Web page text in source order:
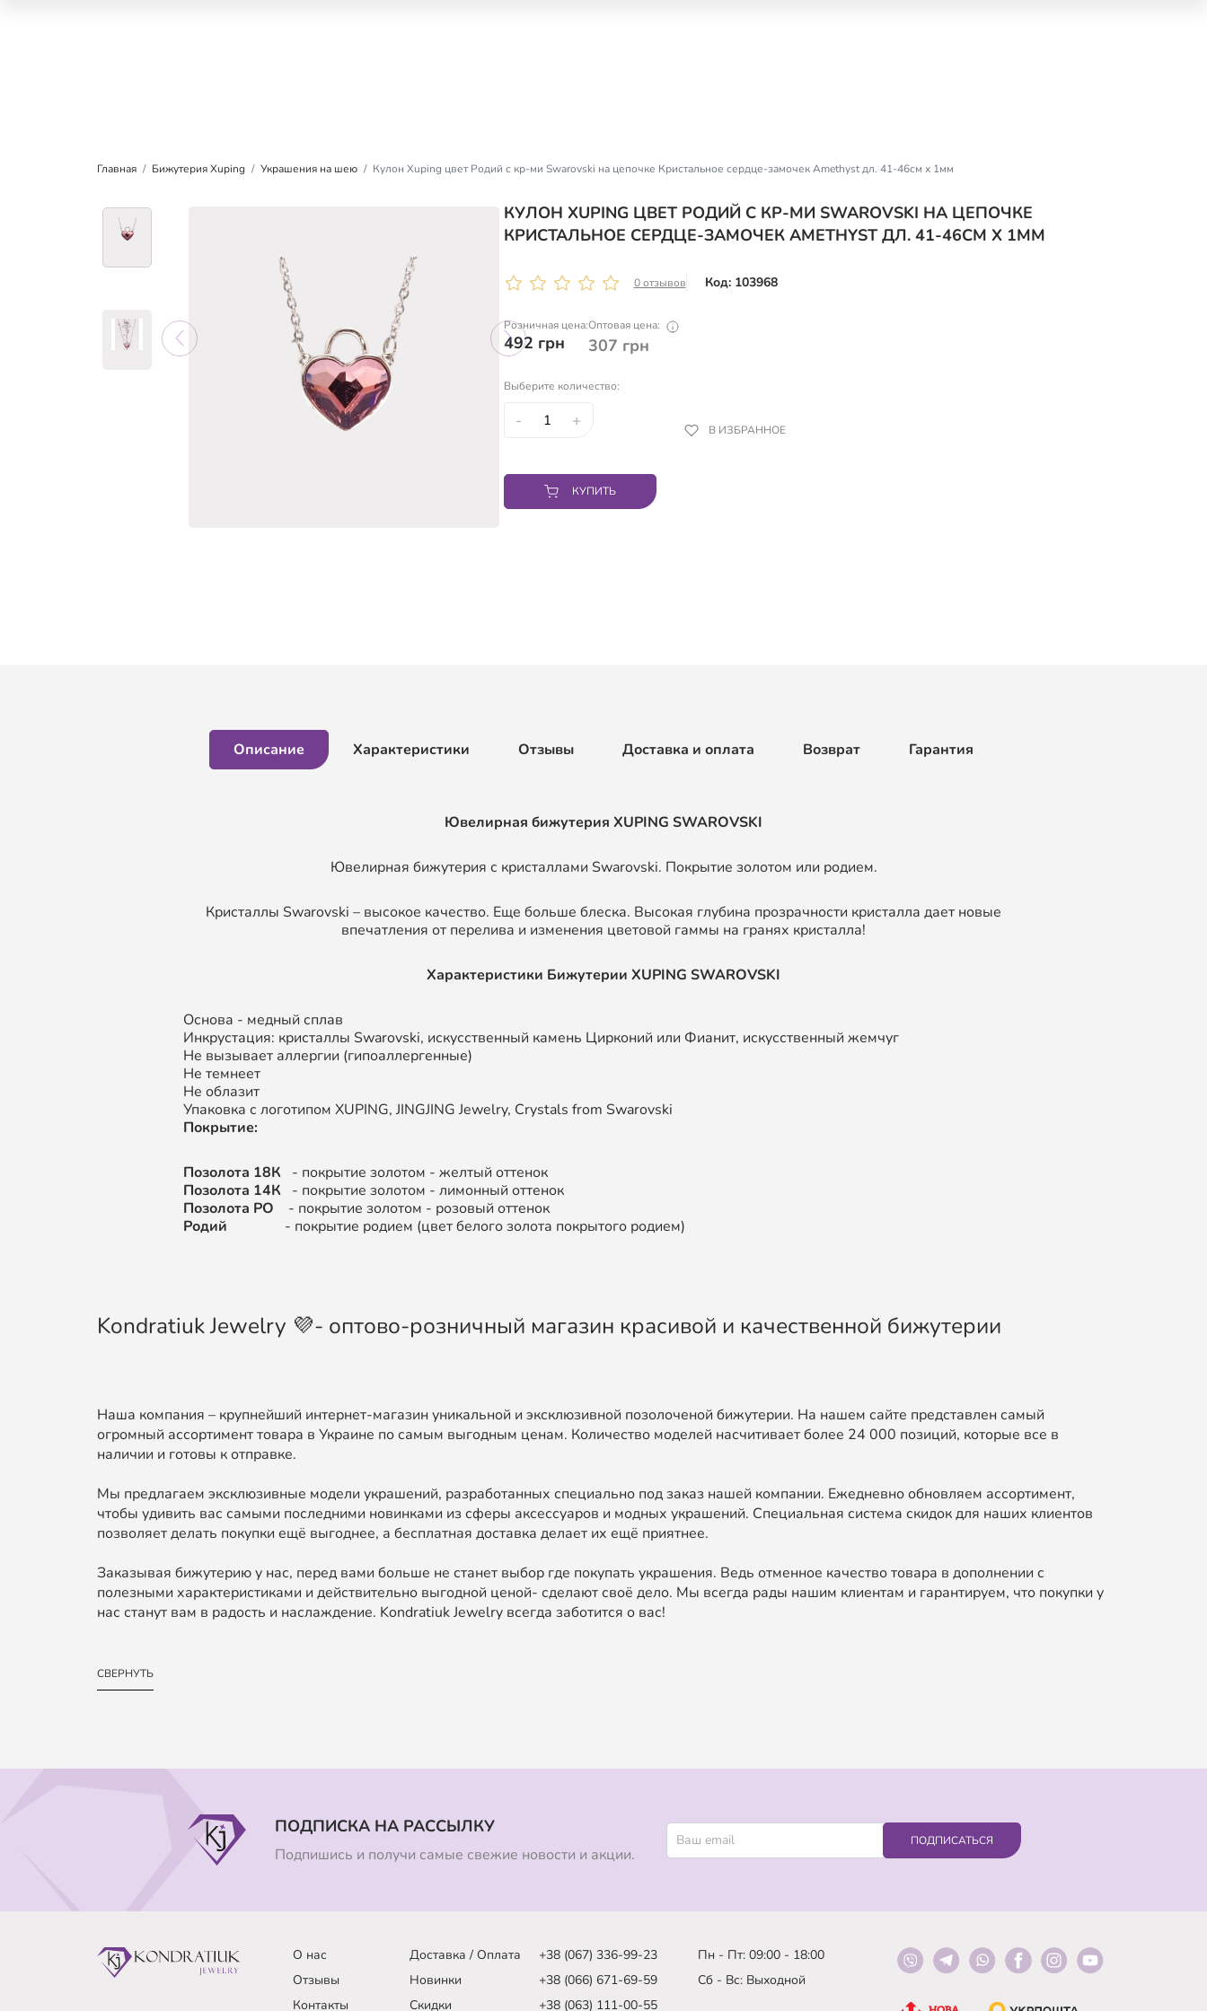
Главная Бижутерия Xuping Украшения на шею Кулон Xuping цвет Родий с кр-ми Swarovski на цепочке Кристальное сердце-замочек Amethyst дл. 41-46см х 1мм
КУЛОН XUPING ЦВЕТ РОДИЙ С КР-МИ SWAROVSKI НА ЦЕПОЧКЕ
КРИСТАЛЬНОЕ СЕРДЦЕ-ЗАМОЧЕК AMETHYST ДЛ. 41-46СМ Х 1ММ
0 отзывов Код: 103968
Розничная цена:
492 грн
Оптовая цена:
307 грн
Выберите количество:
- + В ИЗБРАННОЕ
КУПИТЬ
Описание Характеристики Отзывы Доставка и оплата Возврат Гарантия
Ювелирная бижутерия XUPING SWAROVSKI
Ювелирная бижутерия с кристаллами Swarovski. Покрытие золотом или родием.
Кристаллы Swarovski – высокое качество. Еще больше блеска. Высокая глубина прозрачности кристалла дает новые
впечатления от перелива и изменения цветовой гаммы на гранях кристалла!
Характеристики Бижутерии XUPING SWAROVSKI
Основа - медный сплав
Инкрустация: кристаллы Swarovski, искусственный камень Цирконий или Фианит, искусственный жемчуг
Не вызывает аллергии (гипоаллергенные)
Не темнеет
Не облазит
Упаковка с логотипом XUPING, JINGJING Jewelry, Crystals from Swarovski
Покрытие:
Позолота 18К - покрытие золотом - желтый оттенок
Позолота 14К - покрытие золотом - лимонный оттенок
Позолота РО
- покрытие золотом - розовый оттенок
Родий - покрытие родием (цвет белого золота покрытого родием)
Kondratiuk Jewelry 💜- оптово-розничный магазин красивой и качественной бижутерии
Наша компания – крупнейший интернет-магазин уникальной и эксклюзивной позолоченой бижутерии. На нашем сайте представлен самый
огромный ассортимент товара в Украине по самым выгодным ценам. Количество моделей насчитивает более 24 000 позиций, которые все в
наличии и готовы к отправке.
Мы предлагаем эксклюзивные модели украшений, разработанных специально под заказ нашей компании. Ежедневно обновляем ассортимент,
чтобы удивить вас самыми последними новинками из сферы аксессуаров и модных украшений. Специальная система скидок для наших клиентов
позволяет делать покупки ещё выгоднее, а бесплатная доставка делает их ещё приятнее.
Заказывая бижутерию у нас, перед вами больше не станет выбор где покупать украшения. Ведь отменное качество товара в дополнении с
полезными характеристиками и действительно выгодной ценой- сделают своё дело. Мы всегда рады нашим клиентам и гарантируем, что покупки у
нас станут вам в радость и наслаждение. Kondratiuk Jewelry всегда заботится о вас!
СВЕРНУТЬ
ПОДПИСКА НА РАССЫЛКУ
Подпишись и получи самые свежие новости и акции.
ПОДПИСАТЬСЯ
О нас
Доставка / Оплата
Отзывы
Новинки
Контакты
Скидки
+38 (067) 336-99-23
+38 (066) 671-69-59
+38 (063) 111-00-55
Пн - Пт: 09:00 - 18:00
Сб - Вс: Выходной